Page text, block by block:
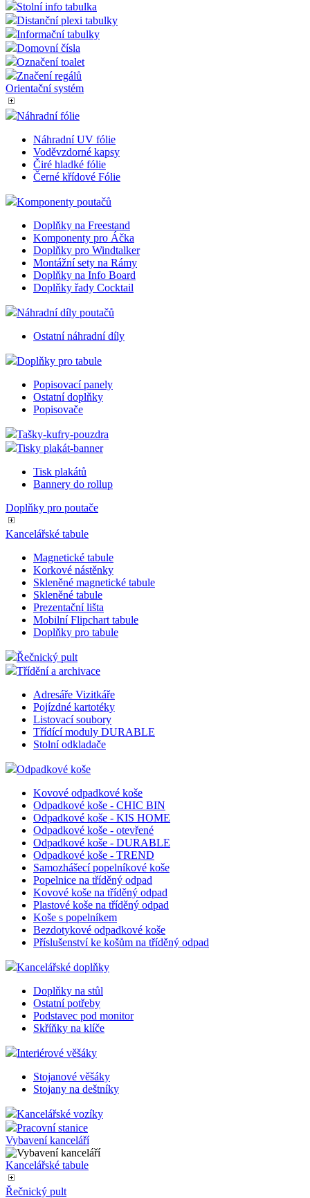
Info stojany na noze
Stojany na tablety
Menu Vitrínka
Podlahové značení
Vymezovací zábrany
Info stojany Totemy
Distanční plexi tabulky
Domovní čísla
Označení toalet
Značení regálů
Orientační systém
Náhradní fólie
Náhradní UV fólie
Voděvzdorné kapsy
Čiré hladké fólie
Černé křídové Fólie
Komponenty poutačů
Doplňky na Freestand
Komponenty pro Áčka
Doplňky pro Windtalker
Montážní sety na Rámy
Doplňky na Info Board
Doplňky řady Cocktail
Náhradní díly poutačů
Ostatní náhradní díly
Doplňky pro tabule
Popisovací panely
Ostatní doplňky
Popisovače
Tašky-kufry-pouzdra
Tisky plakát-banner
Tisk plakátů
Bannery do rollup
Doplňky pro poutače
Kancelářské tabule
Magnetické tabule
Korkové nástěnky
Skleněné magnetické tabule
Skleněné tabule
Prezentační lišta
Mobilní Flipchart tabule
Doplňky pro tabule
Řečnický pult
Třídění a archivace
Adresáře Vizitkáře
Pojízdné kartotéky
Listovací soubory
Třídící moduly DURABLE
Stolní odkladače
Odpadkové koše
Kovové odpadkové koše
Odpadkové koše - CHIC BIN
Odpadkové koše - KIS HOME
Odpadkové koše - otevřené
Odpadkové koše - DURABLE
Odpadkové koše - TREND
Samozhášecí popelníkové koše
Popelnice na tříděný odpad
Kovové koše na tříděný odpad
Plastové koše na tříděný odpad
Koše s popelníkem
Bezdotykové odpadkové koše
Příslušenství ke košům na tříděný odpad
Kancelářské doplňky
Doplňky na stůl
Ostatní potřeby
Podstavec pod monitor
Skříňky na klíče
Interiérové věšáky
Stojanové věšáky